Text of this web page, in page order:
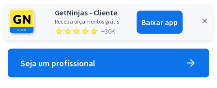
GetNinjas - Cliente
Receba orçamentos grátis
+30K
Baixar app
Entrar
Seja um profissional